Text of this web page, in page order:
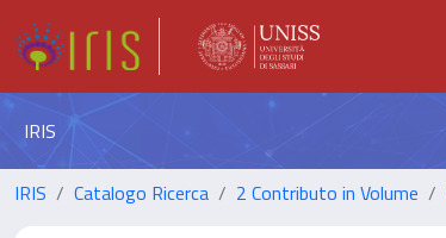
IRIS
IRIS Catalogo Ricerca 2 Contributo in Volume